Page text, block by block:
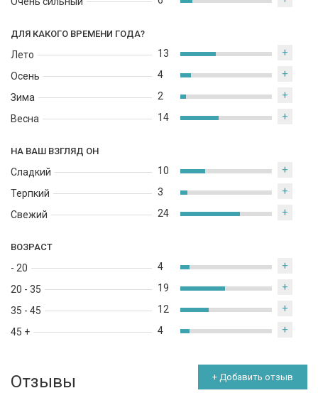
ДЛЯ КАКОГО ВРЕМЕНИ ГОДА?
Лето
Осень
Зима
Весна
13 +
4 +
2 +
14 +
НА ВАШ ВЗГЛЯД ОН
Сладкий
Терпкий
Свежий
10 +
3 +
24 +
ВОЗРАСТ
- 20
20 - 35
35 - 45
45 +
4 +
19 +
12 +
4 +
Отзывы + Добавить отзыв